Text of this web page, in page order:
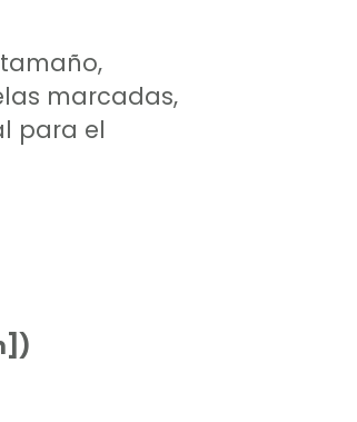
marcadas,
para el